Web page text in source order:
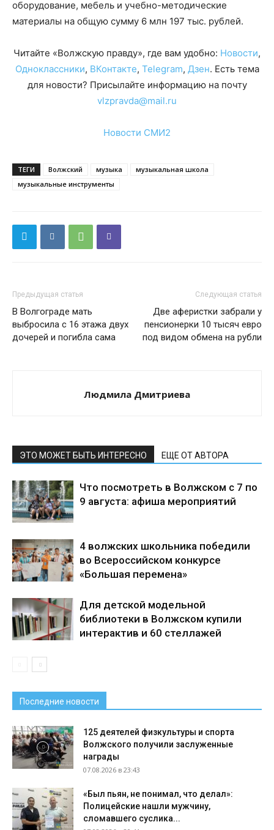
оборудование, мебель и учебно-методические
материалы на общую сумму 6 млн 197 тыс. рублей.
Читайте «Волжскую правду», где вам удобно: Новости,
Одноклассники, ВКонтакте, Telegram, Дзен. Есть тема
для новости? Присылайте информацию на почту
vlzpravda@mail.ru
Новости СМИ2
ТЕГИ Волжский музыка
музыкальная школа
музыкальные инструменты
Предыдущая статья
В Волгограде мать
выбросила с 16 этажа двух
дочерей и погибла сама
Следующая статья
Две аферистки забрали у
пенсионерки 10 тысяч евро
под видом обмена на рубли
Людмила Дмитриева
ЭТО МОЖЕТ БЫТЬ ИНТЕРЕСНО ЕЩЕ ОТ АВТОРА
Что посмотреть в Волжском с 7 по
9 августа: афиша мероприятий
4 волжских школьника победили
во Всероссийском конкурсе
«Большая перемена»
Для детской модельной
библиотеки в Волжском купили
интерактив и 60 стеллажей
Последние новости
125 деятелей физкультуры и спорта
Волжского получили заслуженные
награды
07.08.2026 в 23:43
«Был пьян, не понимал, что делал»:
Полицейские нашли мужчину,
сломавшего суслика...